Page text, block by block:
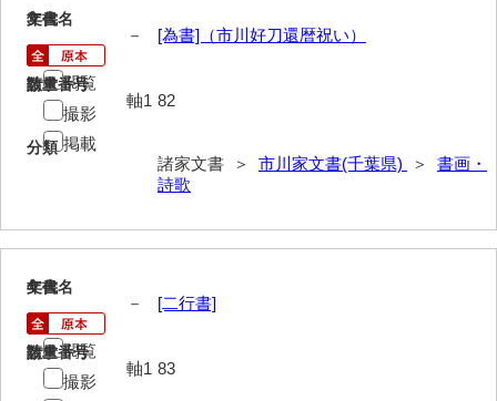
井上一親文書
井上家文書（宇部市）
井上家文書（防府市）
井下家文書（埼玉県）
3
文書名
[為書]（市川好刀還暦祝い）
請求番号
82
分類
諸家文書 ＞ 市川家文書(千葉県) ＞ 書画・
詩歌
年代
－
数量
軸1
閲覧
撮影
掲載
4
文書名
[二行書]
請求番号
83
年代
－
数量
軸1
閲覧
撮影